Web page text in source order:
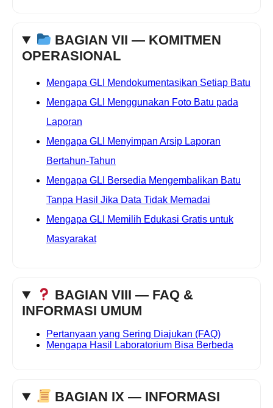
BAGIAN VII — KOMITMEN
OPERASIONAL
Mengapa GLI Mendokumentasikan Setiap Batu
Mengapa GLI Menggunakan Foto Batu pada
Laporan
Mengapa GLI Menyimpan Arsip Laporan
Bertahun-Tahun
Mengapa GLI Bersedia Mengembalikan Batu
Tanpa Hasil Jika Data Tidak Memadai
Mengapa GLI Memilih Edukasi Gratis untuk
Masyarakat
BAGIAN VIII — FAQ &
INFORMASI UMUM
Pertanyaan yang Sering Diajukan (FAQ)
Mengapa Hasil Laboratorium Bisa Berbeda
BAGIAN IX — INFORMASI